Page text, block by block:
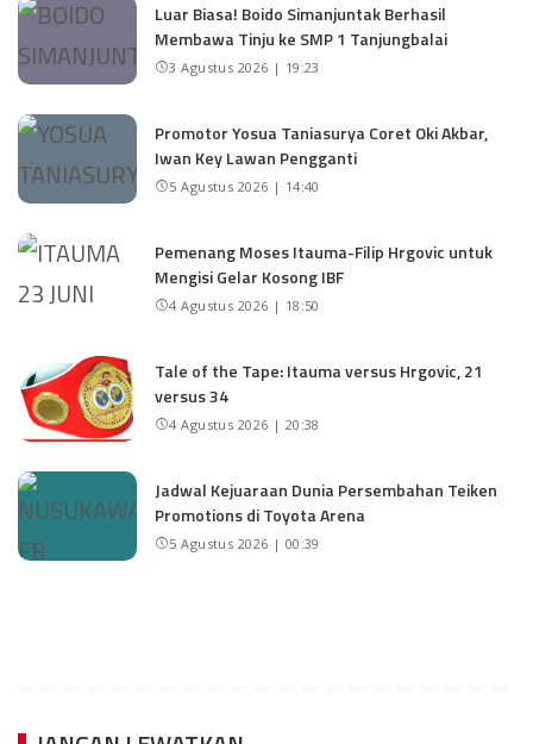
Luar Biasa! Boido Simanjuntak Berhasil
Membawa Tinju ke SMP 1 Tanjungbalai
3 Agustus 2026 | 19:23
Promotor Yosua Taniasurya Coret Oki Akbar,
Iwan Key Lawan Pengganti
5 Agustus 2026 | 14:40
Pemenang Moses Itauma-Filip Hrgovic untuk
Mengisi Gelar Kosong IBF
4 Agustus 2026 | 18:50
Tale of the Tape: Itauma versus Hrgovic, 21
versus 34
4 Agustus 2026 | 20:38
Jadwal Kejuaraan Dunia Persembahan Teiken
Promotions di Toyota Arena
5 Agustus 2026 | 00:39